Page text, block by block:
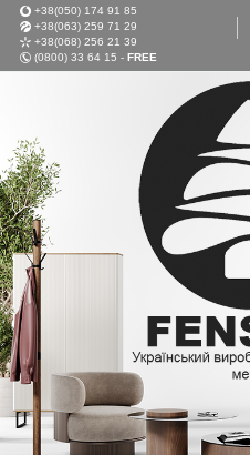
+38(050) 174 91 85
+38(063) 259 71 29
+38(068) 256 21 39
(0800) 33 64 15 - FREE